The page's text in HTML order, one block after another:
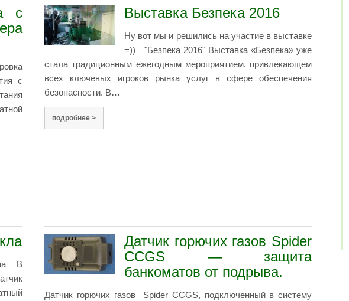
с
с
Выставка Безпека 2016
Ну вот мы и решились на участие в выставке
=)) "Безпека 2016" Выставка «Безпека» уже
стала традиционным ежегодным мероприятием, привлекающем
всех ключевых игроков рынка услуг в сфере обеспечения
безопасности. В…
подробнее >
В
Датчик горючих газов Spider
CCGS — защита
банкоматов от подрыва.
Датчик горючих газов Spider CCGS, подключенный в систему